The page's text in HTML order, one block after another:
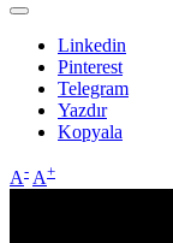
Linkedin
Pinterest
Telegram
Yazdır
Kopyala
A- A+